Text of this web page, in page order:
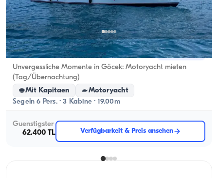
Göcek, Muğla Neues Boot
Unvergessliche Momente in Göcek: Motoryacht mieten
(Tag/Übernachtung)
Mit Kapitaen
Motoryacht
Segeln 6 Pers. · 3 Kabine · 19.00m
Guenstigster
62.400 TL
Verfügbarkeit & Preis ansehen